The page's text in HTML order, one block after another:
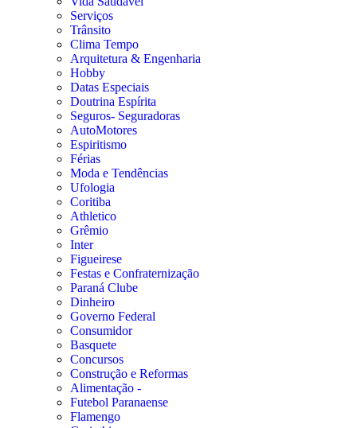
Serviços
Trânsito
Clima Tempo
Arquitetura & Engenharia
Hobby
Datas Especiais
Doutrina Espírita
Seguros- Seguradoras
AutoMotores
Espiritismo
Férias
Moda e Tendências
Ufologia
Coritiba
Athletico
Grêmio
Inter
Figueirese
Festas e Confraternização
Paraná Clube
Dinheiro
Governo Federal
Consumidor
Basquete
Concursos
Construção e Reformas
Alimentação -
Futebol Paranaense
Flamengo